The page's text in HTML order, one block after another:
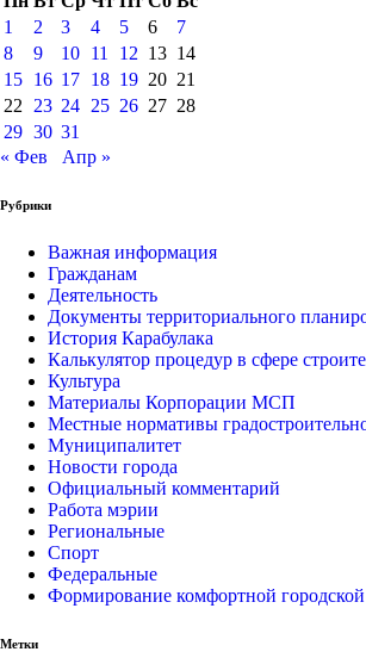
1
2 3 4 5 6
7
8
9 10 11 12 13 14
15 16 17 18 19 20 21
22
23 24 25 26 27 28
29 30 31
« Фев
Апр »
Рубрики
Важная информация
Гражданам
Деятельность
Документы территориального
История Карабулака
Калькулятор процедур в сфере
Культура
Материалы Корпорации МСП
Местные нормативы
Муниципалитет
Новости города
Официальный комментарий
Работа мэрии
Региональные
Спорт
Федеральные
Формирование комфортной
Метки